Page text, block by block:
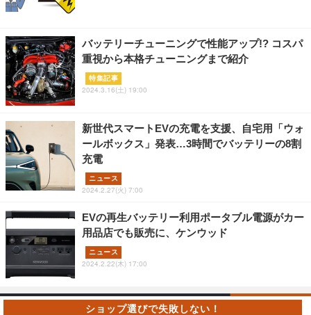
バッテリーチューニングで性能アップ!? コスパ
重視から本格チューニングまで紹介
特集記事
2024.3.16(土) 19:00
新世代スマートEVの充電を支援、自宅用「ウォ
ールボックス」発表…3時間でバッテリーの8割
充電
ニュース
2024.2.27(火) 7:00
EVの再生バッテリー利用ポータブル電源がカー
用品店でも販売に、ケンウッド
ニュース
2024.2.22(木) 17:00